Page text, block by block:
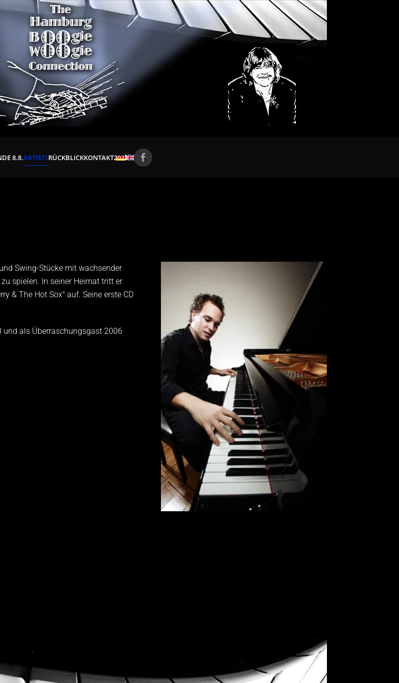
8.8.ARTISTSRÜCKBLICKKONTAKT2023
Swing-Stücke mit wachsender
spielen. In seiner Heimat tritt er
& The Hot Sox" auf. Seine erste CD
und als Überraschungsgast 2006